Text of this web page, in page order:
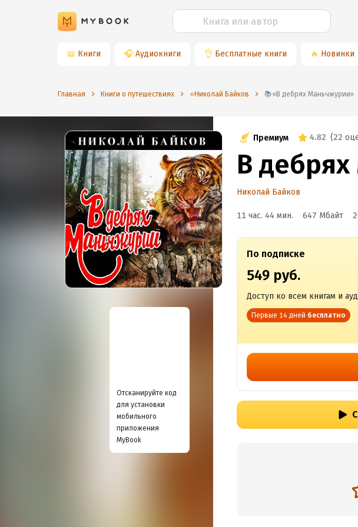
📖 Книги 🎧 Аудиокниги 👌 Бесплатные книги 🔥 Новинки
Главная Книги о путешествиях ⭐️Николай Байков 📚«В дебрях Маньчжурии»
Отсканируйте код
для установки
мобильного
приложения
MyBook
Премиум 4.82 (22
В
Николай Байков
11 час. 44 мин. 647 Мбайт
По подписке
549 руб.
Доступ ко всем книгам и
Первые 14 дней бесплатно